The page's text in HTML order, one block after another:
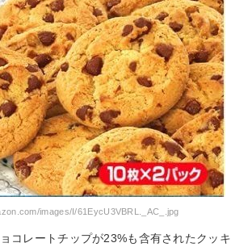
images/I/61EycU3VBRL._AC_.jpg
コレートチップが23%も含有されたクッキ